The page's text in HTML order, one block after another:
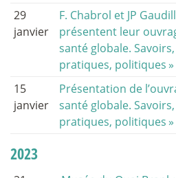
29
janvier
F. Chabrol et JP
présentent leur
santé globale. Savoirs,
pratiques, politiques »
15
janvier
Présentation de
santé globale. Savoirs,
pratiques, politiques »
2023